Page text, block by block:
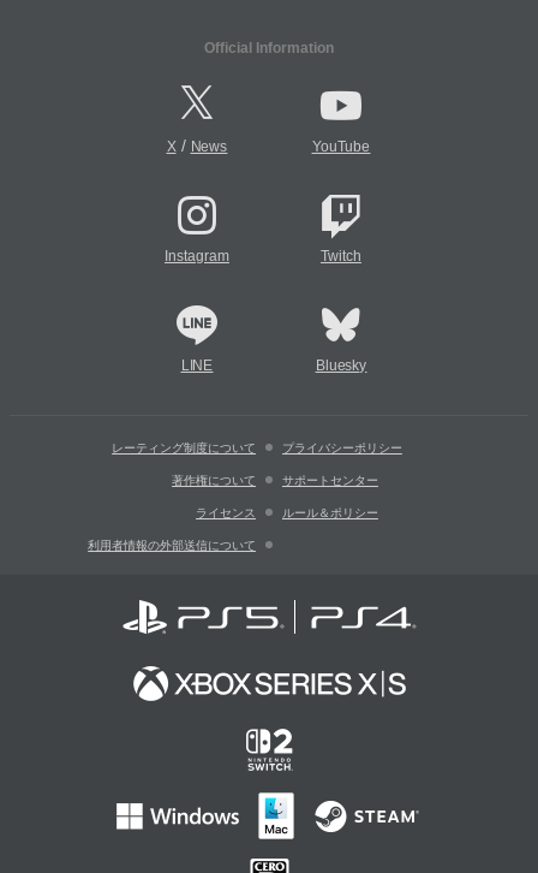
Official Information
X/ News YouTube
Instagram Twitch
LINE Bluesky
レーティング制度について プライバシーポリシー
著作権について サポートセンター
ライセンス ルール＆ポリシー
利用者情報の外部送信について